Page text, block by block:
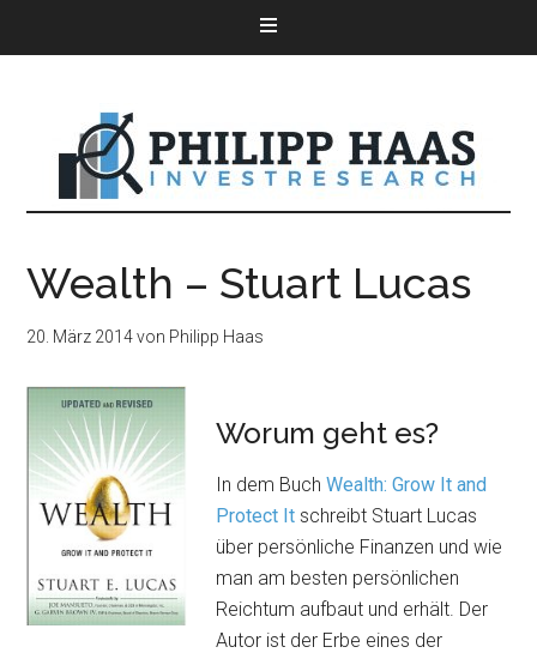
Wealth – Stuart Lucas
20. März 2014von Philipp Haas
Worum geht es?
In dem BuchWealth: Grow It and
Protect It schreibt Stuart Lucas
über persönliche Finanzen und wie
man am besten persönlichen
Reichtum aufbaut und erhält. Der
Autor ist der Erbe eines der